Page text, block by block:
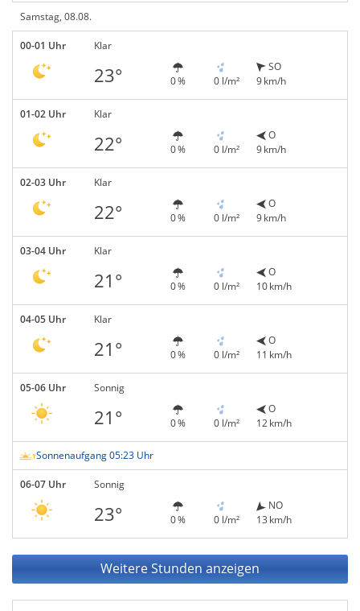
Samstag, 08.08.
00-01 Uhr Klar
23° 0 % 0 l/m²
SO
9 km/h
01-02 Uhr Klar
22° 0 % 0 l/m²
O
9 km/h
02-03 Uhr Klar
22° 0 % 0 l/m²
O
9 km/h
03-04 Uhr Klar
21° 0 % 0 l/m²
O
10 km/h
04-05 Uhr Klar
21° 0 % 0 l/m²
O
11 km/h
05-06 Uhr Sonnig
21° 0 % 0 l/m²
O
12 km/h
Sonnenaufgang 05:23 Uhr
06-07 Uhr Sonnig
23° 0 % 0 l/m²
NO
13 km/h
Weitere Stunden anzeigen